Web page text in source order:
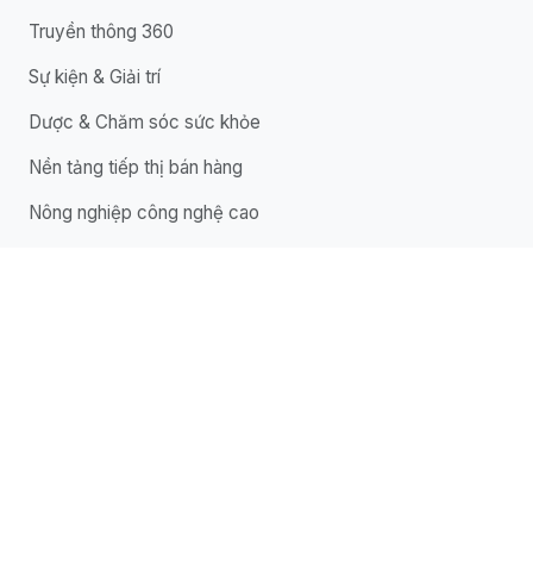
Truyền thông 360
Sự kiện & Giải trí
Dược & Chăm sóc sức khỏe
Nền tảng tiếp thị bán hàng
Nông nghiệp công nghệ cao